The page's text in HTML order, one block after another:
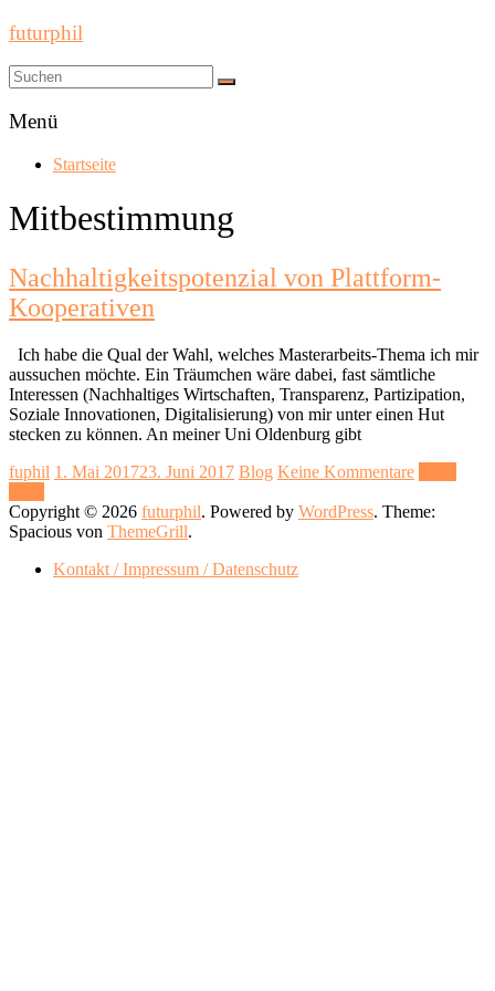
futurphil
Menü
Startseite
Mitbestimmung
Nachhaltigkeitspotenzial von Plattform-
Kooperativen
Ich habe die Qual der Wahl, welches Masterarbeits-Thema ich mir
aussuchen möchte. Ein Träumchen wäre dabei, fast sämtliche
Interessen (Nachhaltiges Wirtschaften, Transparenz, Partizipation,
Soziale Innovationen, Digitalisierung) von mir unter einen Hut
stecken zu können. An meiner Uni Oldenburg gibt
fuphil 1. Mai 201723. Juni 2017 Blog Keine Kommentare
Copyright © 2026 futurphil. Powered by WordPress. Theme:
Spacious von ThemeGrill.
Kontakt / Impressum / Datenschutz